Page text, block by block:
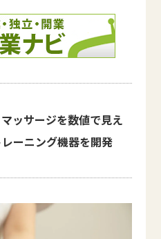
ッサージを数値で見え
ーニング機器を開発